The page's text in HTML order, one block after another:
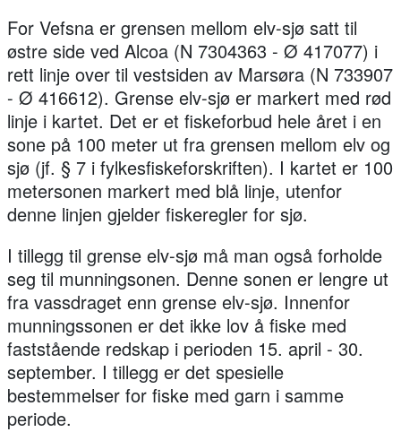
For Vefsna er grensen mellom elv-sjø satt til
østre side ved Alcoa (N 7304363 - Ø 417077) i
rett linje over til vestsiden av Marsøra (N 733907
- Ø 416612). Grense elv-sjø er markert med rød
linje i kartet. Det er et fiskeforbud hele året i en
sone på 100 meter ut fra grensen mellom elv og
sjø (jf. § 7 i fylkesfiskeforskriften). I kartet er 100
metersonen markert med blå linje, utenfor
denne linjen gjelder fiskeregler for sjø.
I tillegg til grense elv-sjø må man også forholde
seg til munningsonen. Denne sonen er lengre ut
fra vassdraget enn grense elv-sjø. Innenfor
munningssonen er det ikke lov å fiske med
faststående redskap i perioden 15. april - 30.
september. I tillegg er det spesielle
bestemmelser for fiske med garn i samme
periode.